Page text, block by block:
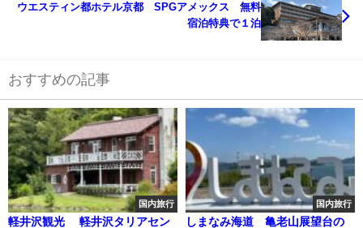
ウエスティン都ホテル京都 SPGアメックス 無料
宿泊特典で１泊
おすすめの記事
国内旅行
軽井沢観光 軽井沢タリアセン
国内旅行
しまなみ海道 亀老山展望台の